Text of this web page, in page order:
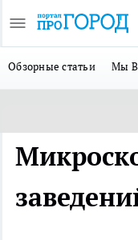
Обзорные статьи Мы